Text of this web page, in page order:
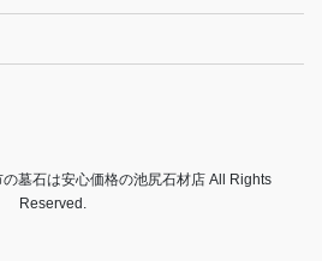
墓石は安心価格の池尻石材店 All Rights
Reserved.